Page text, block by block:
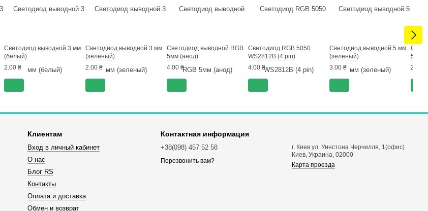
Светодиод выводной 3 мм
(белый)
2.00 ₴
Светодиод выводной 3 мм
(зеленый)
2.00 ₴
Светодиод выводной RGB
5мм (анод)
4.00 ₴
Светодиод RGB 5050
WS2812B (4 pin)
4.00 ₴
Светодиод выводной 5 мм
(зеленый)
3.00 ₴
5мм
2.00 ₴
Клиентам
Вход в личный кабинет
О нас
Блог RS
Контакты
Оплата и доставка
Обмен и возврат
Контактная информация
+38(098) 457 52 58
Перезвонить вам?
г. Киев ул. Уинстона Черчилля, 1(офис)
Киев, Украина, 02000
Карта проезда